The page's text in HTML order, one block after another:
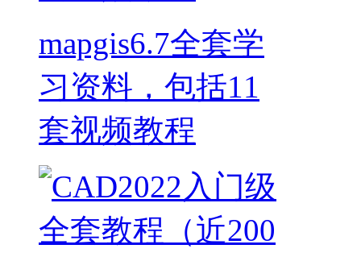
mapgis6.7全套学
习资料，包括11
套视频教程